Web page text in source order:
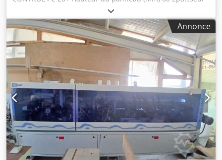
du chant PVC-ABS (mm) 3 Épaisseur du chant bois massif
(mm) 12 Vitesse d'avance 20 m/min Guide d'alimentation
manuel Unité de pré-affleurage Unité d'application et de
pré-fusion de colle EVA Plaque de maintien des chants
Unité d'affleurage en bout Unité d'affleurage à
chevauchement à deux moteurs Unité de chanfreinage
décalé à deux moteurs avec réglages CN Unité d'arrondi à
deux moteurs Unité de raclage des chants Unité de raclage
de colle Unité de brossage Crsdpfx Amow Db Rfe Uof
Annonce